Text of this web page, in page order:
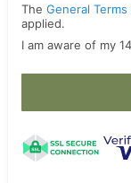
The General
applied.
I am aware of my